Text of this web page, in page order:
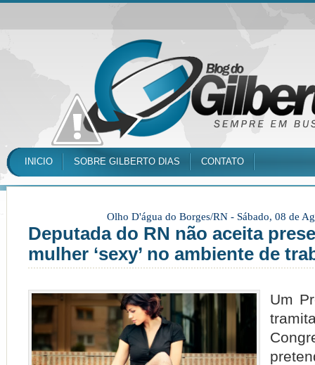
INICIO SOBRE GILBERTO DIAS CONTATO
Olho D'água do Borges/RN - Sábado, 08 de
Deputada do RN não aceita
mulher ‘sexy’ no ambiente de
Um